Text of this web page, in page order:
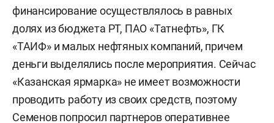
финансирование осуществлялось в равных
долях из бюджета РТ, ПАО «Татнефть», ГК
«ТАИФ» и малых нефтяных компаний, причем
деньги выделялись после мероприятия. Сейчас
«Казанская ярмарка» не имеет возможности
проводить работу из своих средств, поэтому
Семенов попросил партнеров оперативнее